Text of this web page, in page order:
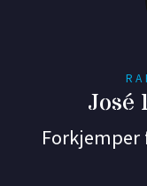
José
Forkjemper